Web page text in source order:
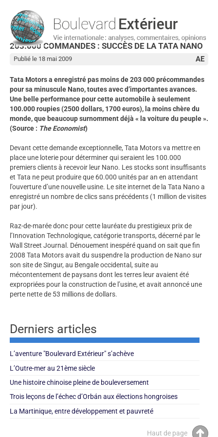
203.000 COMMANDES : SUCCÈS DE LA TATA NANO
AE
Publié le 18 mai 2009
Tata Motors a enregistré pas moins de 203 000 précommandes
pour sa minuscule Nano, toutes avec d’importantes avances.
Une belle performance pour cette automobile à seulement
100.000 roupies (2500 dollars, 1700 euros), la moins chère du
monde, que beaucoup surnomment déjà « la voiture du peuple ».
(Source : The Economist)
Devant cette demande exceptionnelle, Tata Motors va mettre en
place une loterie pour déterminer qui seraient les 100.000
premiers clients à recevoir leur Nano. Les stocks sont insuffisants
et Tata ne peut produire que 60.000 unités par an en attendant
l’ouverture d’une nouvelle usine. Le site internet de la Tata Nano a
enregistré un nombre de clics sans précédents (1 million de visites
par jour).
Raz-de-marée donc pour cette lauréate du prestigieux prix de
l’Innovation Technologique, catégorie transports, décerné par le
Wall Street Journal. Dénouement inespéré quand on sait que fin
2008 Tata Motors avait du suspendre la production de Nano sur
son site de Singur, au Bengale occidental, suite au
mécontentement de paysans dont les terres leur avaient été
expropriées pour la construction de l’usine, et avait annoncé une
perte nette de 53 millions de dollars.
Derniers articles
L’aventure "Boulevard Extérieur" s’achève
L’Outre-mer au 21ème siècle
Une histoire chinoise pleine de bouleversement
Trois leçons de l’échec d’Orbán aux élections hongroises
La Martinique, entre développement et pauvreté
Haut de page